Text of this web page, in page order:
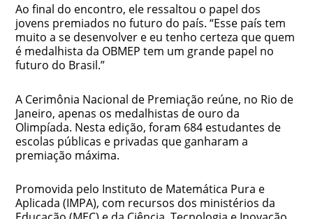
Ao final do encontro, ele ressaltou o papel dos
jovens premiados no futuro do país. “Esse país tem
muito a se desenvolver e eu tenho certeza que quem
é medalhista da OBMEP tem um grande papel no
futuro do Brasil.”
A Cerimônia Nacional de Premiação reúne, no Rio de
Janeiro, apenas os medalhistas de ouro da
Olimpíada. Nesta edição, foram 684 estudantes de
escolas públicas e privadas que ganharam a
premiação máxima.
Promovida pelo Instituto de Matemática Pura e
Aplicada (IMPA), com recursos dos ministérios da